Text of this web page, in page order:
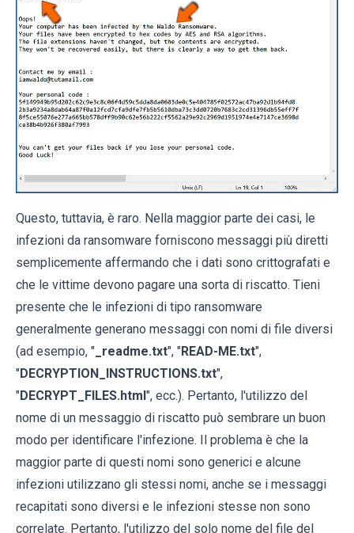
Questo, tuttavia, è raro. Nella maggior parte dei casi, le
infezioni da ransomware forniscono messaggi più diretti
semplicemente affermando che i dati sono crittografati e
che le vittime devono pagare una sorta di riscatto. Tieni
presente che le infezioni di tipo ransomware
generalmente generano messaggi con nomi di file diversi
(ad esempio, " _readme.txt", "READ-ME.txt",
"DECRYPTION_INSTRUCTIONS.txt",
"DECRYPT_FILES.html", ecc.). Pertanto, l'utilizzo del
nome di un messaggio di riscatto può sembrare un buon
modo per identificare l'infezione. Il problema è che la
maggior parte di questi nomi sono generici e alcune
infezioni utilizzano gli stessi nomi, anche se i messaggi
recapitati sono diversi e le infezioni stesse non sono
correlate. Pertanto, l'utilizzo del solo nome del file del